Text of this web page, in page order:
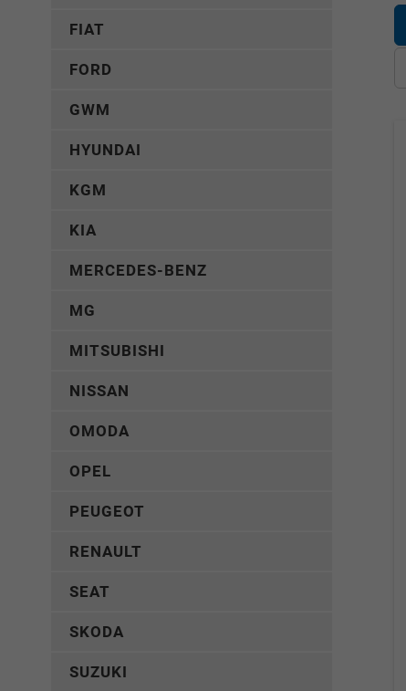
FIAT
FORD
GWM
HYUNDAI
KGM
KIA
MERCEDES-BENZ
MG
MITSUBISHI
NISSAN
OMODA
OPEL
PEUGEOT
RENAULT
SEAT
SKODA
SUZUKI